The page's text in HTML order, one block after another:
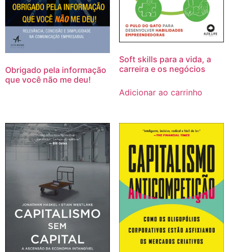
Obrigado pela informação
que você não me deu!
Soft skills para a vida, a
carreira e os negócios
Adicionar ao carrinho